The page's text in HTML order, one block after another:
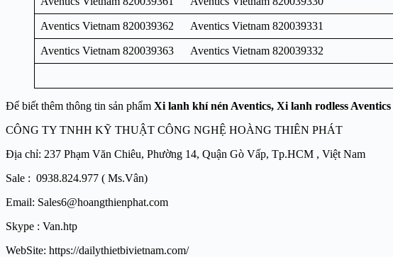
Aventics Vietnam 820039362 Aventics Vietnam 820039331
Aventics Vietnam 820039363 Aventics Vietnam 820039332
Để biết thêm thông tin sản phẩm Xi lanh khí nén Aventics, Xi lanh rodless Aventics
CÔNG TY TNHH KỸ THUẬT CÔNG NGHỆ HOÀNG THIÊN PHÁT
Địa chỉ: 237 Phạm Văn Chiêu, Phường 14, Quận Gò Vấp, Tp.HCM , Việt Nam
Sale : 0938.824.977 ( Ms.Vân)
Email: Sales6@hoangthienphat.com
Skype : Van.htp
WebSite: https://dailythietbivietnam.com/